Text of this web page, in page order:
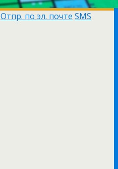
Отпр. по эл. почте SMS